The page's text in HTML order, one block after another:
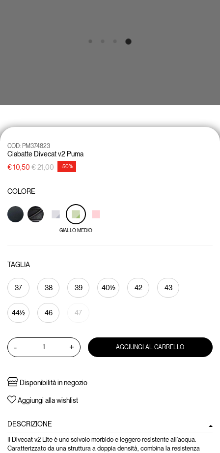
Ciabatte Divecat v2 Puma
COD: PM374823
€ 10,50 Price reduced from
€ 21,00to -50%
COLORE
GIALLO MEDIO
TAGLIA
37 38 39 40½ 42 43
44½ 46 47
- + AGGIUNGI AL CARRELLO
Disponibilità in negozio
Aggiungi alla wishlist
DESCRIZIONE
Il Divecat v2 Lite è uno scivolo morbido e leggero resistente all'acqua.
Caratterizzato da una struttura a doppia densità, combina la resistenza